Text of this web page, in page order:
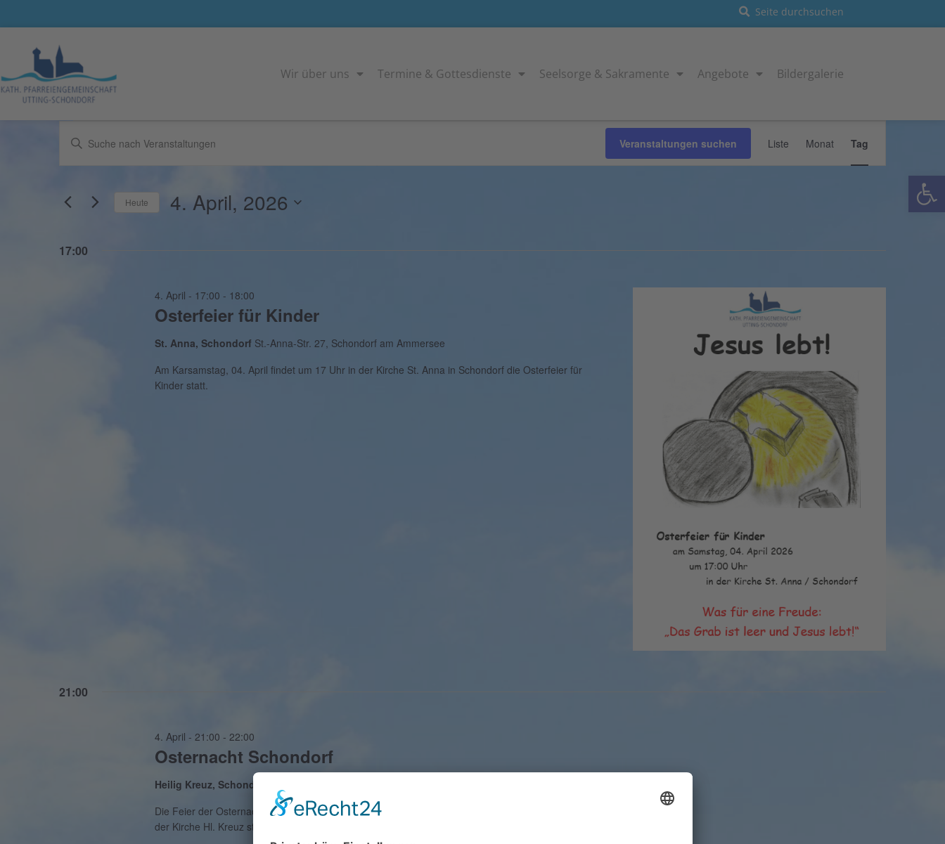
Wir über uns Termine & Gottesdienste Seelsorge & Sakramente Angebote Bildergalerie
Pfarreiengemeinschaft Utting - Schondorf
Such-
Ansichtennavigation
Geben
Suche
Schlüsselwort.
Veranstaltungen suchen
Ansichten-
Navigation
Liste Monat Tag
Heute 4. April, 2026
17:00
Osterfeier für Kinder
4. April - 17:00 - 18:00
St. Anna, Schondorf St.-Anna-Str. 27, Schondorf am Ammersee
Am Karsamstag, 04. April findet um 17 Uhr in der Kirche St. Anna in Schondorf die Osterfeier für
Kinder statt.
21:00
Osternacht Schondorf
4. April - 21:00 - 22:00
Heilig Kreuz, Schondorf
Die Feier der Osternacht mit Speisenweihe findet in Schondorf am Samstag, 04. April um 21 Uhr in
der Kirche Hl. Kreuz statt.